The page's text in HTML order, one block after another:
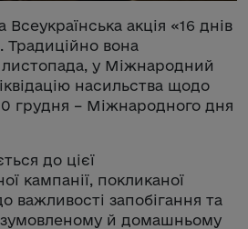
акція «16 днів
Традиційно вона
листопада, у Міжнародний
насильства щодо
грудня – Міжнародного дня
до цієї
кампанії, покликаної
важливості запобігання та
зумовленому й домашньому